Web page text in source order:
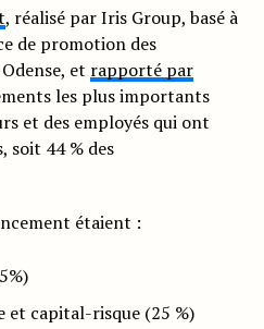
, réalisé par Iris Group, basé à
de promotion des
et rapporté par
les plus importants
et des employés qui ont
soit 44 % des
étaient :
et capital-risque (25 %)